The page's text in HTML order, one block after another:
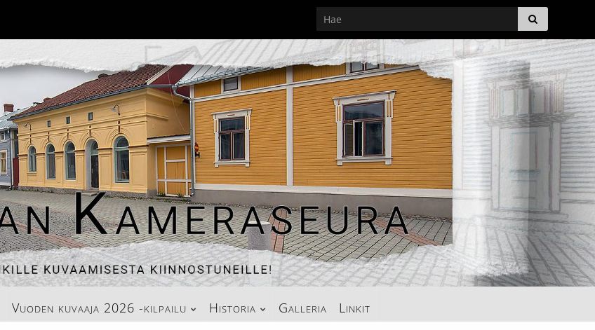
Vuoden kuvaaja 2026 -kilpailu Historia Galleria Linkit